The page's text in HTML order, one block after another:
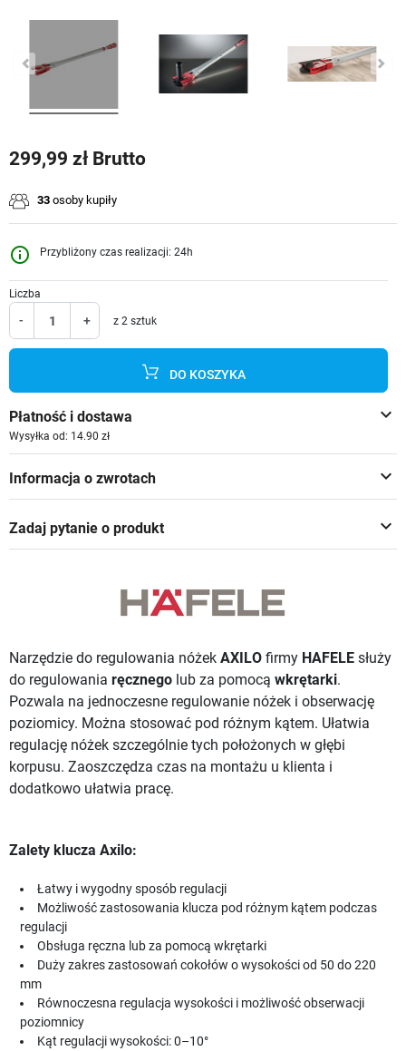
299,99 zł Brutto
33 osoby kupiły
info_outline Przybliżony czas realizacji: 24h
Liczba
- + z 2 sztuk
DO KOSZYKA
keyboard_arrow_down
Płatność i dostawa
Wysyłka od: 14.90 zł
keyboard_arrow_down
Informacja o zwrotach
keyboard_arrow_down
Zadaj pytanie o produkt
Narzędzie do regulowania nóżek AXILO firmy HAFELE służy
do regulowania ręcznego lub za pomocą wkrętarki.
Pozwala na jednoczesne regulowanie nóżek i obserwację
poziomicy. Można stosować pod różnym kątem. Ułatwia
regulację nóżek szczególnie tych położonych w głębi
korpusu. Zaoszczędza czas na montażu u klienta i
dodatkowo ułatwia pracę.
Zalety klucza Axilo:
Łatwy i wygodny sposób regulacji
Możliwość zastosowania klucza pod różnym kątem podczas
regulacji
Obsługa ręczna lub za pomocą wkrętarki
Duży zakres zastosowań cokołów o wysokości od 50 do 220
mm
Równoczesna regulacja wysokości i możliwość obserwacji
poziomnicy
Kąt regulacji wysokości: 0–10°